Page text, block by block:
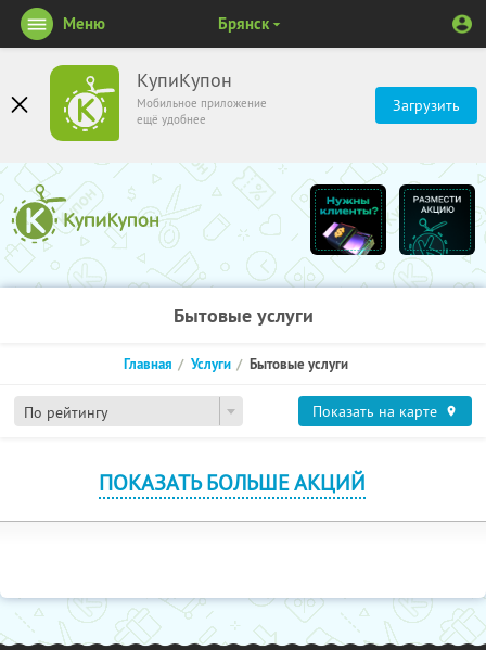
КупиКупон
Мобильное приложение
ещё удобнее
Загрузить
Меню Брянск
Бытовые услуги
По рейтингу
Главная Услуги Бытовые услуги
Показать на карте
ПОКАЗАТЬ БОЛЬШЕ АКЦИЙ